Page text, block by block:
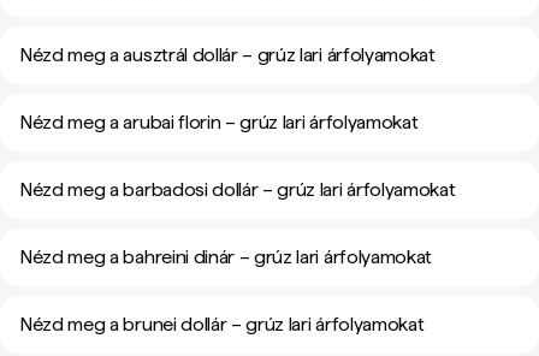
Nézd meg a ausztrál dollár – grúz lari árfolyamokat
Nézd meg a arubai florin – grúz lari árfolyamokat
Nézd meg a barbadosi dollár – grúz lari árfolyamokat
Nézd meg a bahreini dinár – grúz lari árfolyamokat
Nézd meg a brunei dollár – grúz lari árfolyamokat